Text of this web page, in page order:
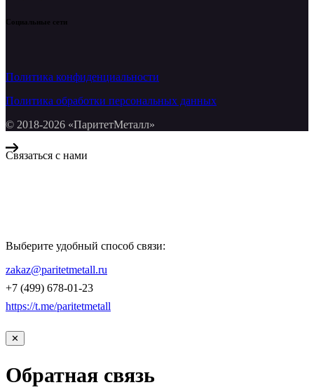
Социальные сети
Политика конфиденциальности
Политика обработки персональных данных
© 2018-2026 «ПаритетМеталл»
Связаться с нами
Выберите удобный способ связи:
zakaz@paritetmetall.ru
+7 (499) 678-01-23
https://t.me/paritetmetall
✕
Обратная связь